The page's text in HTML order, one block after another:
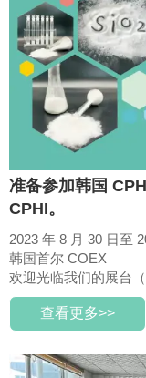
准备参加韩国
CPHI。
2023 年 8 月 30 日至
韩国首尔 COEX
欢迎光临我们的展台（
查看更多>>